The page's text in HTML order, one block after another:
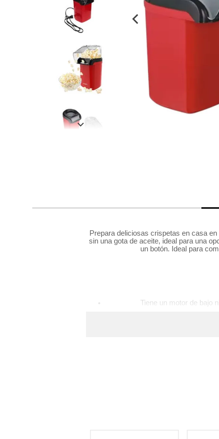
lácteos y refrigerados
vinos y licores
cuidado del bebé
mascotas
Prepara deliciosas crispetas en casa
sin una gota de aceite, ideal para una
un botón. Ideal para
Tiene un motor de bajo
Ahora
Mantequilla